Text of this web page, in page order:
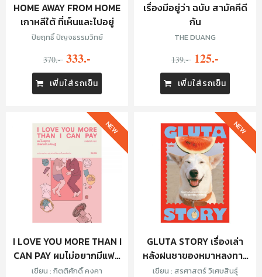
HOME AWAY FROM HOME
เกาหลีใต้ ที่เห็นและไปอยู่
ปิยฤทธิ์ ปัญจธรรมวิทย์
370.- 333.-
เพิ่มใส่รถเข็น
เรื่องมีอยู่ว่า ฉบับ สามัคคีดี
กัน
THE DUANG
139.- 125.-
เพิ่มใส่รถเข็น
I LOVE YOU MORE THAN I
CAN PAY ผมไม่อยากมีแฟน
เป็นเศรษฐี
เขียน : กิตติศักดิ์ คงคา
NEW
GLUTA STORY เรื่องเล่า
หลังฝนซาของหมาหลงทาง
(10TH ANNIVERSARY
เขียน : สรศาสตร์ วิเศษสินธุ์
NEW